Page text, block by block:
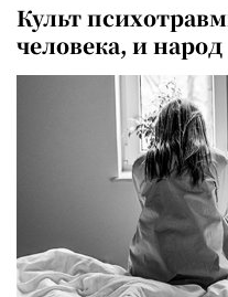
Культ
человека, и народ